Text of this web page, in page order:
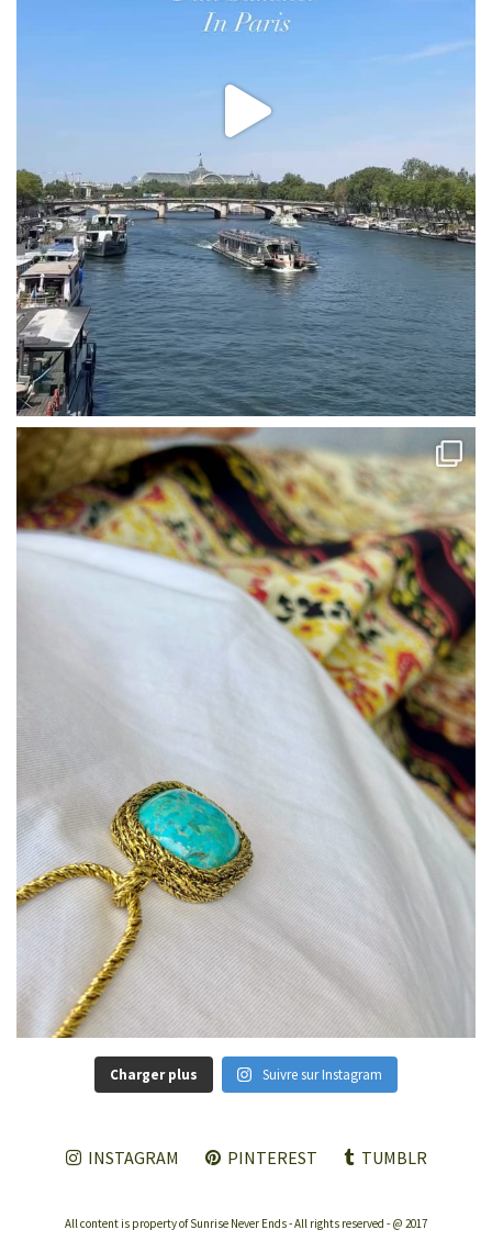
Charger plus Suivre sur Instagram
INSTAGRAM PINTEREST TUMBLR
All content is property of Sunrise Never Ends - All rights reserved - @ 2017